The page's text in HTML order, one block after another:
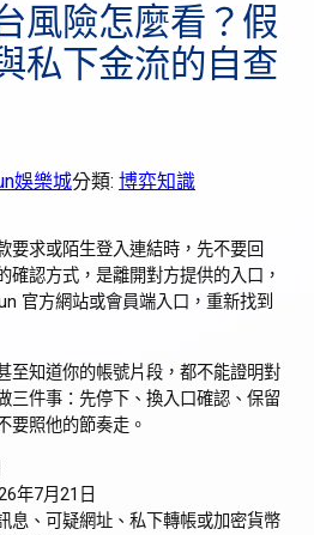
風險怎麼看？假
私下金流的自查
娛樂城分類: 博弈知識
要求或陌生登入連結時，先不要回
確認方式，是離開對方提供的入口，
官方網站或會員端入口，重新找到
至知道你的帳號片段，都不能證明對
三件事：先停下、換入口確認、保留
要照他的節奏走。
年7月21日
息、可疑網址、私下轉帳或加密貨幣